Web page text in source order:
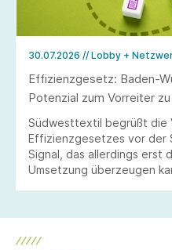
30.07.2026 // Lobby +
Effizienzgesetz: Baden-
Potenzial zum Vorreiter
Südwesttextil begrüßt die
Effizienzgesetzes vor der
Signal, das allerdings erst
Umsetzung überzeugen